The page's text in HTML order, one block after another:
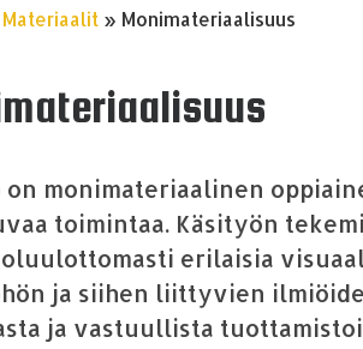
Materiaalit » Monimateriaalisuus
on monimateriaalinen
toimintaa. Käsityön
erilaisia
ja siihen liittyvien
ja vastuullista